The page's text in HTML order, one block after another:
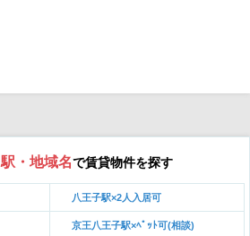
駅・地域名で賃貸物件を探す
八王子駅×2人入居可
京王八王子駅×ﾍﾟｯﾄ可(相談)